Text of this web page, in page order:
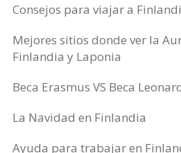
Consejos para viajar a
Mejores sitios donde ver la
Finlandia y Laponia
Beca Erasmus VS Beca
La Navidad en Finlandia
Ayuda para trabajar en